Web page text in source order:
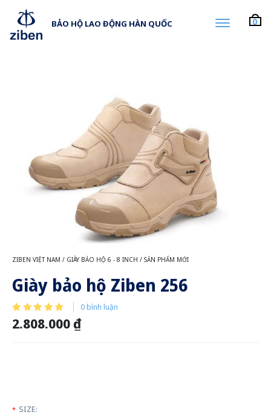
BẢO HỘ LAO ĐỘNG HÀN QUỐC 0
ZIBEN VIỆT NAM / GIÀY BẢO HỘ 6 - 8 INCH / SẢN PHẨM MỚI
Giày bảo hộ Ziben 256
0 bình luận
2.808.000 ₫
* SIZE: